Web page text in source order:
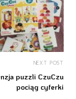
NEXT POST
puzzli CzuCzu
pociąg cyferki